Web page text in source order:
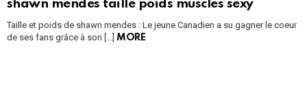
shawn mendes taille poids muscles sexy
Taille et poids de shawn mendes : Le jeune Canadien a su gagner le coeur
de ses fans grâce à son […] MORE